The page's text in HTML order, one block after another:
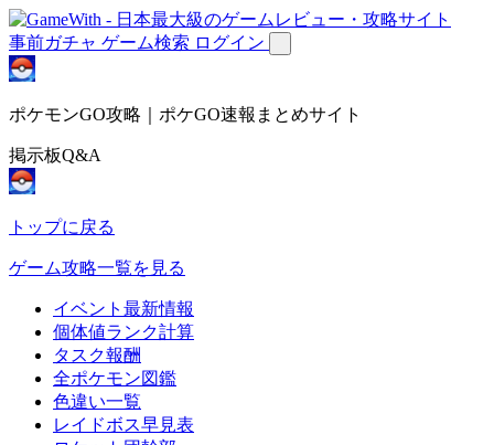
事前ガチャ ゲーム検索 ログイン
ポケモンGO攻略｜ポケGO速報まとめサイト
掲示板Q&A
トップに戻る
ゲーム攻略一覧を見る
イベント最新情報
個体値ランク計算
タスク報酬
全ポケモン図鑑
色違い一覧
レイドボス早見表